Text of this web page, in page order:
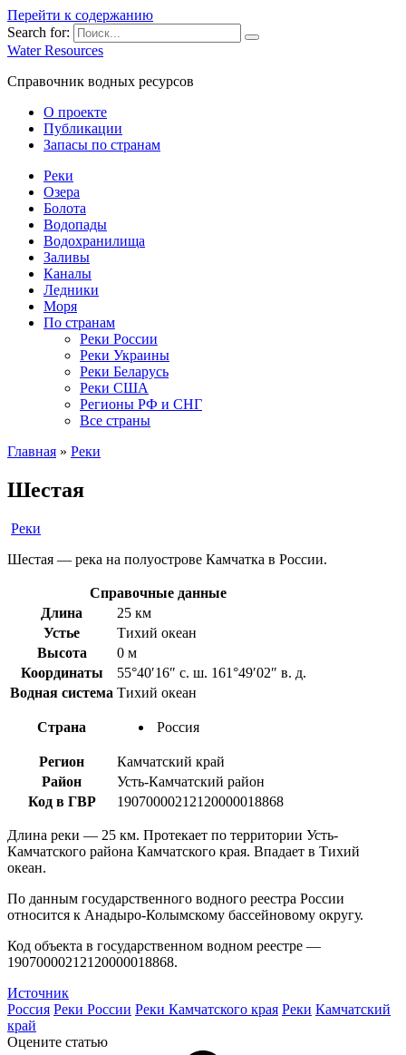
Перейти к содержанию
Search for:
Water Resources
Справочник водных ресурсов
О проекте
Публикации
Запасы по странам
Реки
Озера
Болота
Водопады
Водохранилища
Заливы
Каналы
Ледники
Моря
По странам
Реки России
Реки Украины
Реки Беларусь
Реки США
Регионы РФ и СНГ
Все страны
Главная » Реки
Шестая
Реки
Шестая — река на полуострове Камчатка в России.
Справочные данные
Длина
25 км
Устье
Тихий океан
Высота
0 м
Координаты
55°40′16″ с. ш. 161°49′02″ в. д.
Водная система Тихий океан
Страна Россия
Регион
Камчатский край
Район
Усть-Камчатский район
Код в ГВР
19070000212120000018868
Длина реки — 25 км. Протекает по территории Усть-
Камчатского района Камчатского края. Впадает в Тихий
океан.
По данным государственного водного реестра России
относится к Анадыро-Колымскому бассейновому округу.
Код объекта в государственном водном реестре —
19070000212120000018868.
Источник
Россия Реки России Реки Камчатского края Реки Камчатский
край
Оцените статью